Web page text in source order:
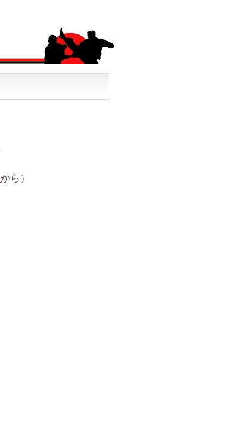
から）